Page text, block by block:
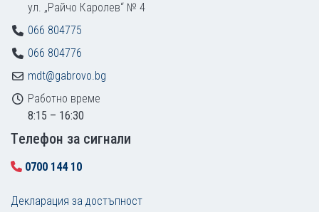
ул. „Райчо Каролев“ № 4
066 804775
066 804776
mdt@gabrovo.bg
Работно време
8:15 – 16:30
Tелефон за сигнали
0700 144 10
Декларация за достъпност